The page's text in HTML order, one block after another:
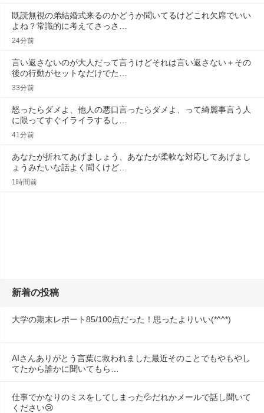
既読無視の弟結婚式来るのかどうか聞いてるけどこれ欠席でいい
よね？常識的に考えてさっさ…
24分前
言い返さないのが大人だって言うけどそれは言い返さない＋その
後の行動がセットなだけでた…
33分前
怒ったらダメよ、他人の悪口言ったらダメよ、って綺麗事言う人
に限ってすぐイライラするし…
41分前
あなたが折れてあげましょう、あなたが柔軟な対応してあげまし
ょうみたいな話よく聞くけど…
1時間前
新着の投稿
大学の期末レポート85/100点だった！思ったよりいい(*^^*)
AIさんありがとう言葉に救われました最近そのことでもやもやし
てたから誰かに聞いてもら…
仕事でかなりのミスをしてしまった💦だれかメールで話し聞いて
ください😢